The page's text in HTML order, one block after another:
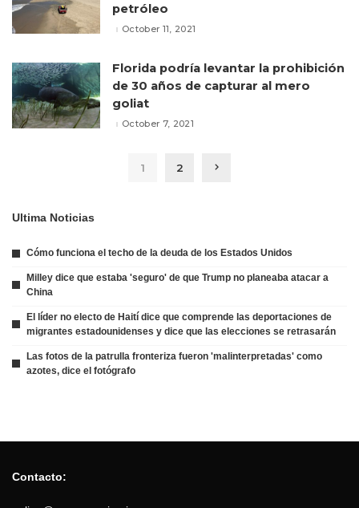
petróleo
October 11, 2021
Florida podría levantar la prohibición
de 30 años de capturar al mero
goliat
October 7, 2021
1 2
Ultima Noticias
Cómo funciona el techo de la deuda de los Estados Unidos
Milley dice que estaba 'seguro' de que Trump no planeaba atacar a
China
El líder no electo de Haití dice que comprende las deportaciones de
migrantes estadounidenses y dice que las elecciones se retrasarán
Las fotos de la patrulla fronteriza fueron 'malinterpretadas' como
azotes, dice el fotógrafo
Contacto: